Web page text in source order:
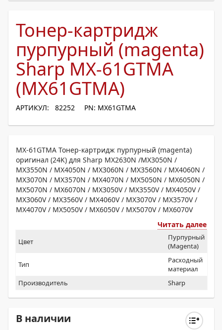
Тонер-картридж
пурпурный (magenta)
Sharp MX-61GTMA
(MX61GTMA)
АРТИКУЛ: 82252 PN: MX61GTMA
MX-61GTMA Тонер-картридж пурпурный (magenta)
оригинал (24K) для Sharp MX2630N /MX3050N /
MX3550N / MX4050N / MX3060N / MX3560N / MX4060N /
MX3070N / MX3570N / MX4070N / MX5050N / MX6050N /
MX5070N / MX6070N / MX3050V / MX3550V / MX4050V /
MX3060V / MX3560V / MX4060V / MX3070V / MX3570V /
MX4070V / MX5050V / MX6050V / MX5070V / MX6070V
Читать далее
Цвет
Пурпурный
(Magenta)
Тип
Расходный
материал
Производитель
Sharp
В наличии